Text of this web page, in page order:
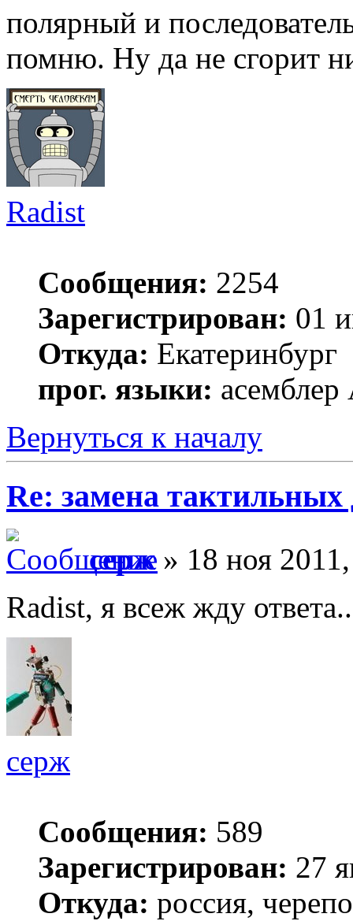
полярный и
помню. Ну да не сгорит
Radist
Сообщения: 2254
Зарегистрирован: 01
Откуда: Екатеринбург
прог. языки: асемблер
Вернуться к началу
Re: замена тактильных
серж» 18 ноя
Radist, я всеж жду
серж
Сообщения: 589
Зарегистрирован: 27
Откуда: россия,